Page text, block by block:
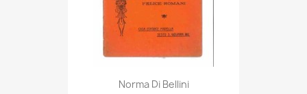
Norma Di Bellini